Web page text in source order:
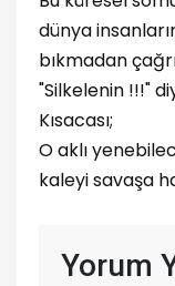
dünya
bıkmadan
"Silkelenin !!!"
Kısacası;
O aklı
kaleyi savaşa
Yorum